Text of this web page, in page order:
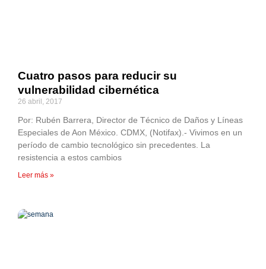
Cuatro pasos para reducir su
vulnerabilidad cibernética
26 abril, 2017
Por: Rubén Barrera, Director de Técnico de Daños y Líneas
Especiales de Aon México. CDMX, (Notifax).- Vivimos en un
período de cambio tecnológico sin precedentes. La
resistencia a estos cambios
Leer más »